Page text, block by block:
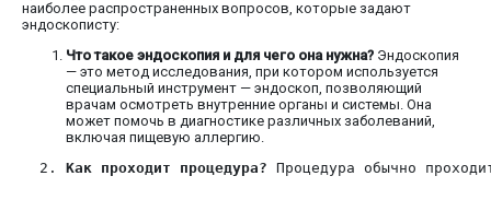
наиболее распространенных вопросов, которые задают
эндоскописту:
Что такое эндоскопия и для чего она нужна? Эндоскопия
— это метод исследования, при котором используется
специальный инструмент — эндоскоп, позволяющий
врачам осмотреть внутренние органы и системы. Она
может помочь в диагностике различных заболеваний,
включая пищевую аллергию.
Как проходит процедура? Процедура обычно